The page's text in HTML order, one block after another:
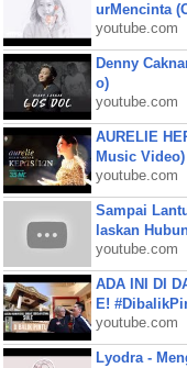
urMencinta
youtube.com
Denny
o)
youtube.com
AURELIE
Music Video)
youtube.com
Sampai
laskan
youtube.com
ADA INI DI
E!
youtube.com
Lyodra -